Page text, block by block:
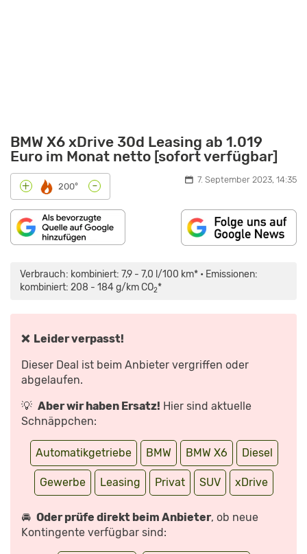
BMW X6 xDrive 30d Leasing ab 1.019
Euro im Monat netto [sofort verfügbar]
+ 200° - 7. September 2023, 14:35
Verbrauch: kombiniert: 7,9 - 7,0 l/100 km* • Emissionen:
kombiniert: 208 - 184 g/km CO2*
❌ Leider verpasst!
Dieser Deal ist beim Anbieter vergriffen oder
abgelaufen.
💡 Aber wir haben Ersatz! Hier sind aktuelle
Schnäppchen:
Automatikgetriebe BMW BMW X6 Diesel
Gewerbe Leasing Privat SUV xDrive
🚘 Oder prüfe direkt beim Anbieter, ob neue
Kontingente verfügbar sind:
FACELIFT
(2023)
VORSTELLUNG“
YOUTUBE
ANZEIGEN